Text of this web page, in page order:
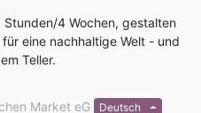
4 Wochen, gestalten
eine nachhaltige Welt - und
Teller.
Market eG Deutsch